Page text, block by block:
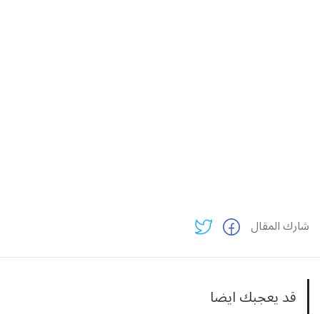
شارك المقال
قد يعجبك ايضا